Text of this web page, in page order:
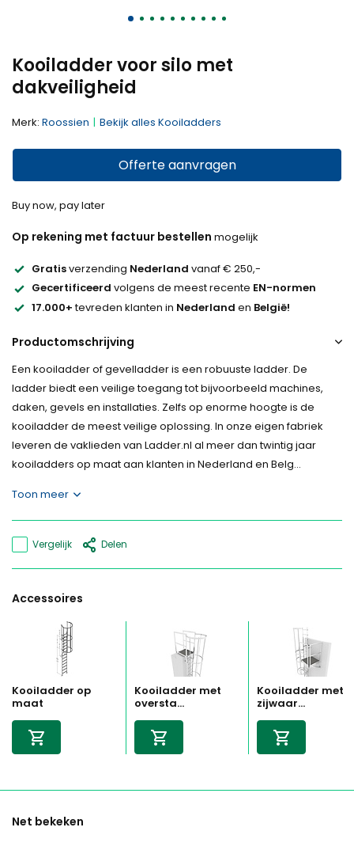
Kooiladder voor silo met
dakveiligheid
Merk: Roossien Bekijk alles Kooiladders
Offerte aanvragen
Buy now, pay later
Op rekening met factuur bestellen mogelijk
Gratisverzending Nederland vanaf € 250,-
Gecertificeerd volgens de meest recente EN-normen
17.000+tevreden klanten in Nederland en België!
Productomschrijving
Een kooiladder of gevelladder is een robuuste ladder. De
ladder biedt een veilige toegang tot bijvoorbeeld machines,
daken, gevels en installaties. Zelfs op enorme hoogte is de
kooiladder de meest veilige oplossing. In onze eigen fabriek
leveren de vaklieden van Ladder.nl al meer dan twintig jaar
kooiladders op maat aan klanten in Nederland en Belg...
Toon meer
Vergelijk Delen
Accessoires
Kooiladder op
maat
Kooiladder met
oversta...
Kooiladder met
zijwaar...
Net bekeken